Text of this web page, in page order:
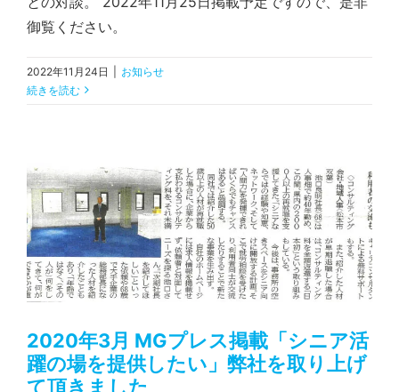
御覧ください。
2022年11月24日
お知らせ
続きを読む
2020年3月 MGプレス掲載「シニア活
躍の場を提供したい」弊社を取り上げ
て頂きました